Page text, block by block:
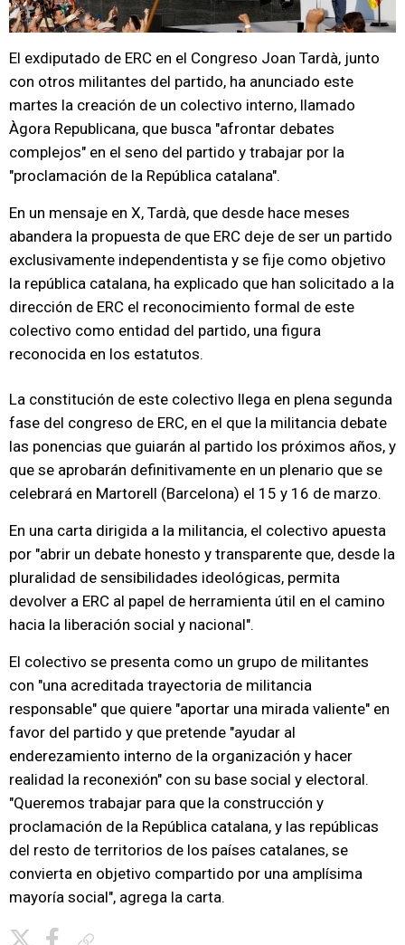
El exdiputado de ERC en el Congreso Joan Tardà, junto
con otros militantes del partido, ha anunciado este
martes la creación de un colectivo interno, llamado
Àgora Republicana, que busca "afrontar debates
complejos" en el seno del partido y trabajar por la
"proclamación de la República catalana".
En un mensaje en X, Tardà, que desde hace meses
abandera la propuesta de que ERC deje de ser un partido
exclusivamente independentista y se fije como objetivo
la república catalana, ha explicado que han solicitado a la
dirección de ERC el reconocimiento formal de este
colectivo como entidad del partido, una figura
reconocida en los estatutos.
La constitución de este colectivo llega en plena segunda
fase del congreso de ERC, en el que la militancia debate
las ponencias que guiarán al partido los próximos años, y
que se aprobarán definitivamente en un plenario que se
celebrará en Martorell (Barcelona) el 15 y 16 de marzo.
En una carta dirigida a la militancia, el colectivo apuesta
por "abrir un debate honesto y transparente que, desde la
pluralidad de sensibilidades ideológicas, permita
devolver a ERC al papel de herramienta útil en el camino
hacia la liberación social y nacional".
El colectivo se presenta como un grupo de militantes
con "una acreditada trayectoria de militancia
responsable" que quiere "aportar una mirada valiente" en
favor del partido y que pretende "ayudar al
enderezamiento interno de la organización y hacer
realidad la reconexión" con su base social y electoral.
"Queremos trabajar para que la construcción y
proclamación de la República catalana, y las repúblicas
del resto de territorios de los países catalanes, se
convierta en objetivo compartido por una amplísima
mayoría social", agrega la carta.